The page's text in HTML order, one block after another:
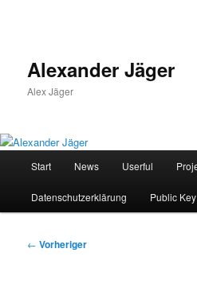
Alexander Jäger
Alex Jäger
Start News Userful
Datenschutzerklärung Public
Beitragsnavigation
← Vorheriger